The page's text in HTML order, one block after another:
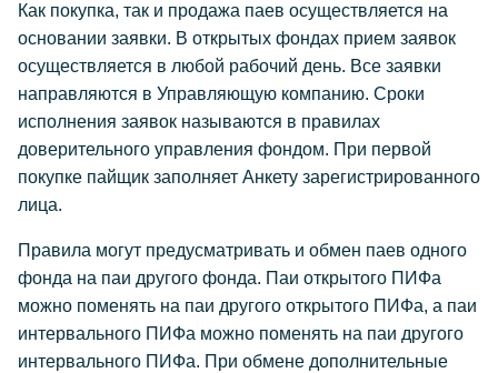
Как покупка, так и продажа паев осуществляется на
основании заявки. В открытых фондах прием заявок
осуществляется в любой рабочий день. Все заявки
направляются в Управляющую компанию. Сроки
исполнения заявок называются в правилах
доверительного управления фондом. При первой
покупке пайщик заполняет Анкету зарегистрированного
лица.
Правила могут предусматривать и обмен паев одного
фонда на паи другого фонда. Паи открытого ПИФа
можно поменять на паи другого открытого ПИФа, а паи
интервального ПИФа можно поменять на паи другого
интервального ПИФа. При обмене дополнительные